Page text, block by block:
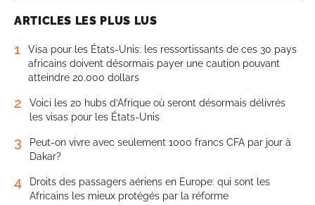
ARTICLES LES PLUS LUS
1
Visa pour les États-Unis: les ressortissants de ces 30 pays
africains doivent désormais payer une caution pouvant
atteindre 20.000 dollars
2
Voici les 20 hubs d’Afrique où seront désormais délivrés
les visas pour les États-Unis
3
Peut-on vivre avec seulement 1000 francs CFA par jour à
Dakar?
4
Droits des passagers aériens en Europe: qui sont les
Africains les mieux protégés par la réforme